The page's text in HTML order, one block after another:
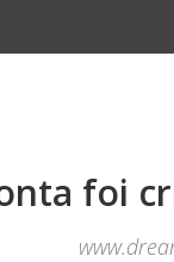
foi